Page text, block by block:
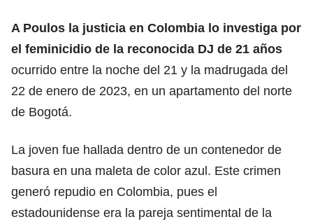
A Poulos la justicia en Colombia lo investiga por
el feminicidio de la reconocida DJ de 21 años
ocurrido entre la noche del 21 y la madrugada del
22 de enero de 2023, en un apartamento del norte
de Bogotá.
La joven fue hallada dentro de un contenedor de
basura en una maleta de color azul. Este crimen
generó repudio en Colombia, pues el
estadounidense era la pareja sentimental de la